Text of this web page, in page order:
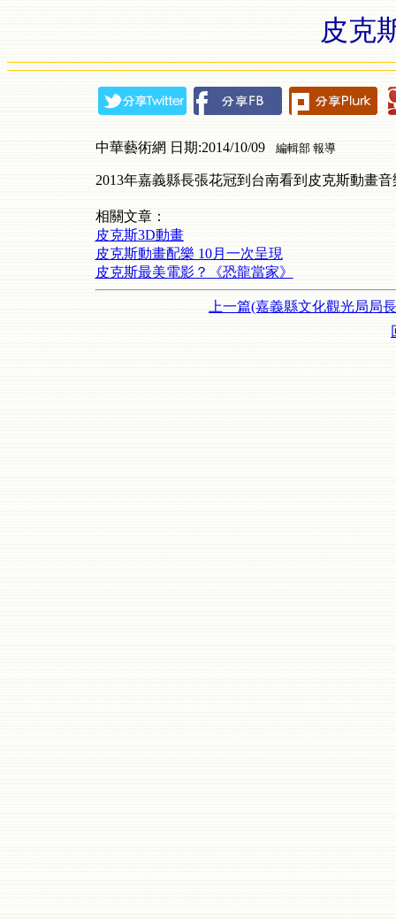
皮克
中華藝術網 日期:2014/10/09 編輯部 報導
2013年嘉義縣長張花冠到台南看到皮克斯動畫音
相關文章：
皮克斯3D動畫
皮克斯動畫配樂 10月一次呈現
皮克斯最美電影？《恐龍當家》
上一篇(嘉義縣文化觀光局局